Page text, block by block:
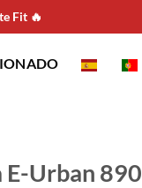
Fit 🔥
Urban